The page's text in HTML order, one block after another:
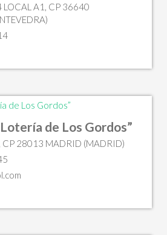
LOCAL A1, CP 36640
de Los Gordos”
CP 28013 MADRID (MADRID)